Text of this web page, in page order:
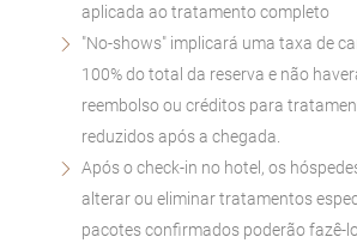
aplicada ao tratamento completo
"No-shows" implicará uma taxa de
100% do total da reserva e não
reembolso ou créditos para
reduzidos após a chegada.
Após o check-in no hotel, os
alterar ou eliminar tratamentos
pacotes confirmados poderão fazê-